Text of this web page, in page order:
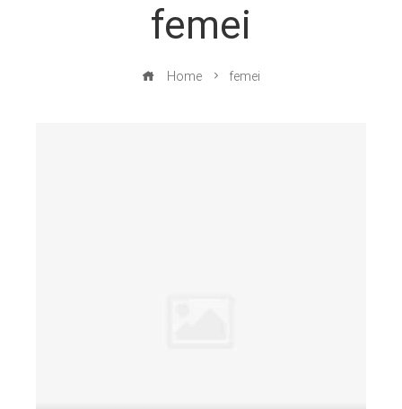
femei
Home femei